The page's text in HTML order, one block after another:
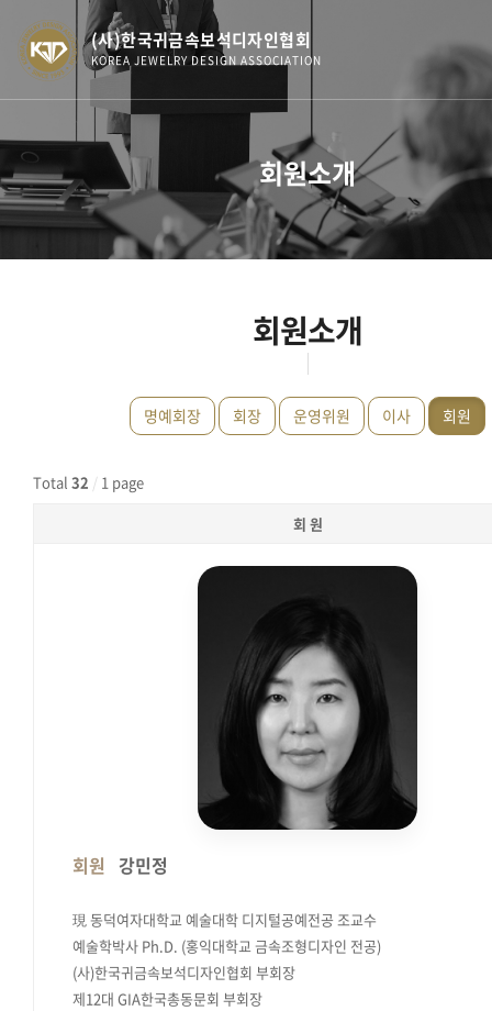
(사)한국귀금속보석디자인협회
KOREA JEWELRY DESIGN ASSOCIATION
회원소개
회원소개
명예회장 회장 운영위원 이사 회원
Total 32 / 1 page
회 원
회원 강민정
現 동덕여자대학교 예술대학 디지털공예전공 조교수
예술학박사 Ph.D. (홍익대학교 금속조형디자인 전공)
(사)한국귀금속보석디자인협회 부회장
제12대 GIA한국총동문회 부회장